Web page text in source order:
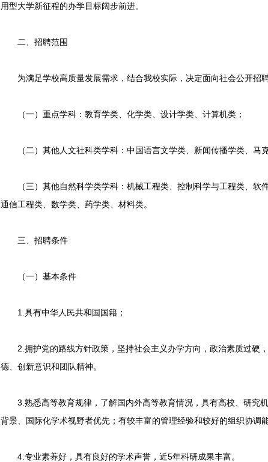
用型大学新征程的办学目标阔步前进。
二、招聘范围
为满足学校高质量发展需求，结合我校实际，决定面向社会公开招
（一）重点学科：教育学类、化学类、设计学类、计算机类；
（二）其他人文社科类学科：中国语言文学类、新闻传播学类、马
（三）其他自然科学类学科：机械工程类、控制科学与工程类、软
通信工程类、数学类、药学类、材料类。
三、招聘条件
（一）基本条件
1.具有中华人民共和国国籍；
2.拥护党的路线方针政策，坚持社会主义办学方向，政治素质过硬
德、创新意识和团队精神。
3.熟悉高等教育规律，了解国内外高等教育情况，具有高校、研究
背景、国际化学术视野者优先；有较丰富的管理经验和较好的组织协调
4.专业素养好，具有良好的学术声誉，近5年科研成果丰富。